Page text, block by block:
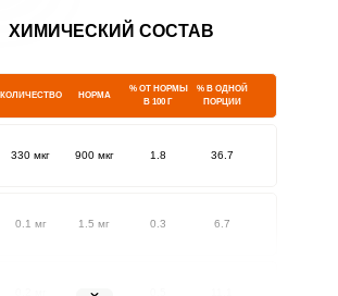
ХИМИЧЕСКИЙ СОСТАВ
КОЛИЧЕСТВО НОРМА
% ОТ НОРМЫ
В 100 Г
% В ОДНОЙ
ПОРЦИИ
330 мкг 900 мкг 1.8 36.7
0.1 мг 1.5 мг 0.3 6.7
1.8 мг